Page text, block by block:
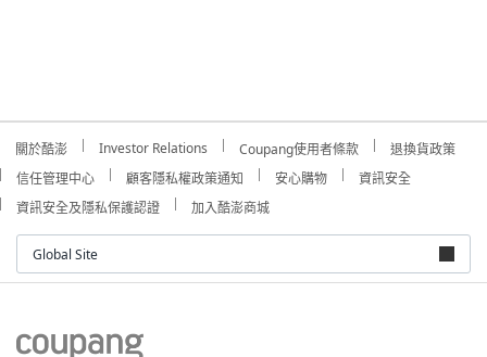
關於酷澎 Investor Relations Coupang使用者條款
退換貨政策
信任管理中心
顧客隱私權政策通知 安心購物
資訊安全
資訊安全及隱私保護認證
加入酷澎商城
Global Site